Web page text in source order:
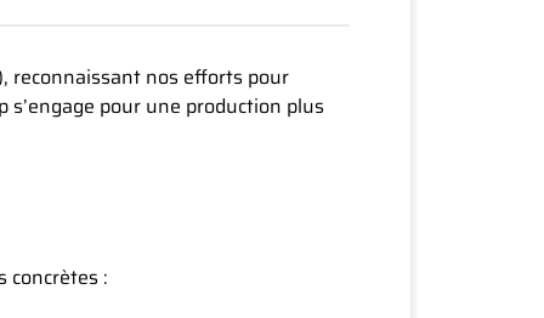
reconnaissant nos efforts pour
pour une production plus
concrètes :